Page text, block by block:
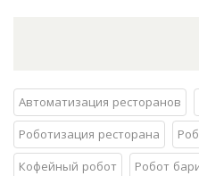
Автоматизация ресторанов
Роботизация ресторана
Кофейный робот
Робот